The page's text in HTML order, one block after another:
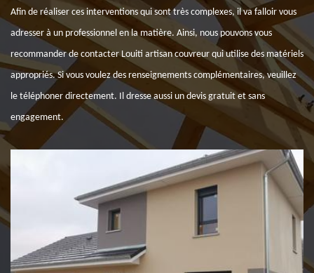
Afin de réaliser ces interventions qui sont très complexes, il va falloir vous
adresser à un professionnel en la matière. Ainsi, nous pouvons vous
recommander de contacter Louiti artisan couvreur qui utilise des matériels
appropriés. Si vous voulez des renseignements complémentaires, veuillez
le téléphoner directement. Il dresse aussi un devis gratuit et sans
engagement.